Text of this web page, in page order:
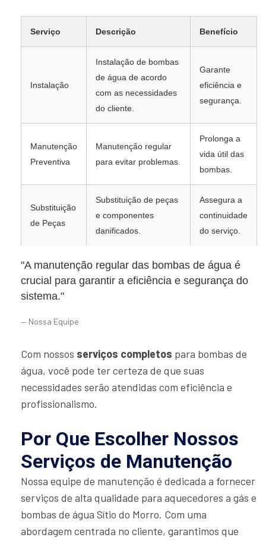
Serviço Descrição Benefício
Instalação
Instalação de bombas
de água de acordo
com as necessidades
do cliente.
Garante
eficiência e
segurança.
Manutenção
Preventiva
Manutenção regular
para evitar problemas.
Prolonga a
vida útil das
bombas.
Substituição
de Peças
Substituição de peças
e componentes
danificados.
Assegura a
continuidade
do serviço.
"A manutenção regular das bombas de água é
crucial para garantir a eficiência e segurança do
sistema."
Nossa Equipe
Com nossos serviços completos para bombas de
água, você pode ter certeza de que suas
necessidades serão atendidas com eficiência e
profissionalismo.
Por Que Escolher Nossos
Serviços de Manutenção
Nossa equipe de manutenção é dedicada a fornecer
serviços de alta qualidade para aquecedores a gás e
bombas de água Sítio do Morro. Com uma
abordagem centrada no cliente, garantimos que